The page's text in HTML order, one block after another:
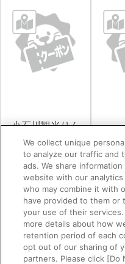
小石川観光りん
ご園
0/10
We collect unique
to analyze our traffic and
ads. We share
website with our
who may combine it with
have provided to them or
your use of their services.
more details about how
retention period of each
opt out of our sharing of
partners. Please click [Do